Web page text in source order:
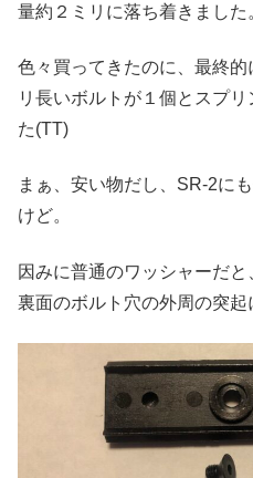
量約２ミリに落ち着きました
色々買ってきたのに、最終
リ長いボルトが１個とスプ
た(TT)
まぁ、安い物だし、SR-2に
けど。
因みに普通のワッシャーだ
裏面のボルト穴の外周の突起